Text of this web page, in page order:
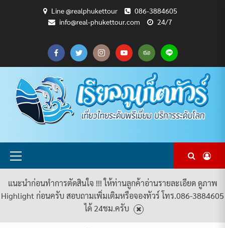
Line @realphukettour
086-3884605
info@real-phukettour.com
24/7
CART
CHECKOUT
MY
ACCOUNT
SAMPLE
PAGE
ทัวร์
ทั้งหมด
บทความ
ท่อง
เที่ยว
ยินดี
ต้อนรับ
สู่
PHUKET
TOUR
เกี่ยว
กับ
เรา
แพ็คเกจ
ทัวร์
ทั้งหมด
Primary
แนะนำก่อนทำการตัดสินใจ !!! ให้ท่านลูกค้าอ่านรายละเอียด ดูภาพ
Highlight ก่อนครับ สอบถามเพิ่มเติมหรือจองทัวร์ โทร.086-3884605
ได้ 24ชม.ครับ